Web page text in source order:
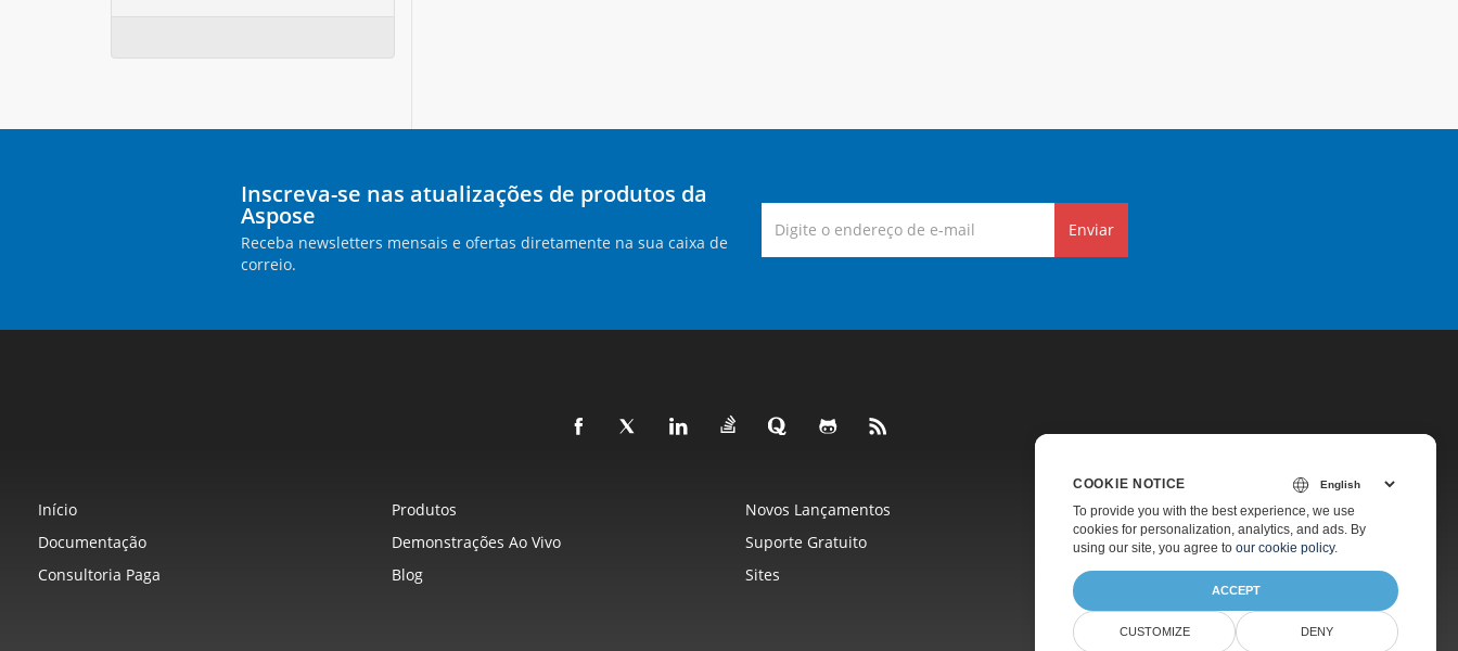
Inscreva-se nas atualizações de produtos da
Aspose
Receba newsletters mensais e ofertas diretamente na sua caixa de
correio.
Enviar
Início Produtos Novos Lançamentos
Preços
Documentação
Demonstrações Ao Vivo Suporte Gratuito
Suporte Pago
Consultoria Paga
Blog Sites Sobre
COOKIE NOTICE
To provide you with the best experience, we use
cookies for personalization, analytics, and ads. By
using our site, you agree to our cookie policy.
ACCEPT
CUSTOMIZE DENY